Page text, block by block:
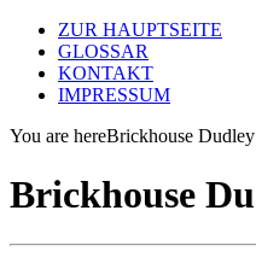
ZUR HAUPTSEITE
GLOSSAR
KONTAKT
IMPRESSUM
You are hereBrickhouse
Brickhouse